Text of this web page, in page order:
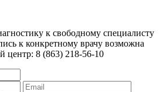
к свободному специалисту
к конкретному врачу возможна
центр: 8 (863) 218-56-10